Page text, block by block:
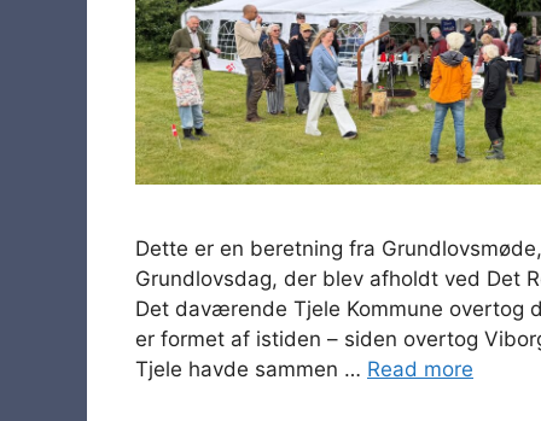
Dette er en beretning fra
Grundlovsdag, der blev afholdt ved Det
Det daværende Tjele Kommune overtog
er formet af istiden – siden overtog
Tjele havde sammen … Read more